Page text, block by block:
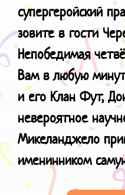
супергеройский
зовите в гости
Непобедимая
Вам в любую
и его Клан Фут,
невероятное
Микеланджело
именинником